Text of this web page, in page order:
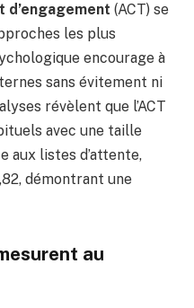
d’engagement (ACT) se
les plus
encourage à
sans évitement ni
révèlent que l’ACT
avec une taille
aux listes d’attente,
démontrant une
au